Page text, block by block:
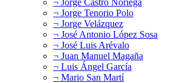
¬ Jorge Tenorio Polo
¬ Jorge Velázquez
¬ José Antonio López Sosa
¬ José Luis Arévalo
¬ Juan Manuel Magaña
¬ Luis Ángel García
¬ Mario San Martí